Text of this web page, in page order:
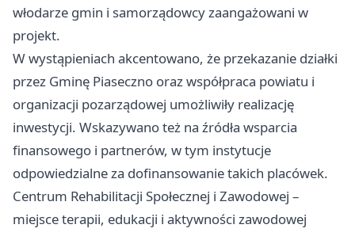
włodarze gmin i samorządowcy zaangażowani w
projekt.
W wystąpieniach akcentowano, że przekazanie działki
przez Gminę Piaseczno oraz współpraca powiatu i
organizacji pozarządowej umożliwiły realizację
inwestycji. Wskazywano też na źródła wsparcia
finansowego i partnerów, w tym instytucje
odpowiedzialne za dofinansowanie takich placówek.
Centrum Rehabilitacji Społecznej i Zawodowej –
miejsce terapii, edukacji i aktywności zawodowej